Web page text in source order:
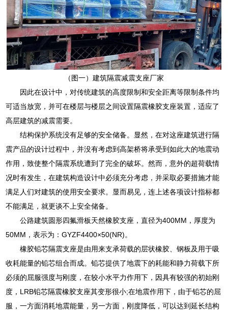
（图一）建筑隔震减震支座厂家
因此在设计中，对传统建筑的高度限制和安全距离等限制条件均
可适当放宽，并可在楼层与楼层之间设置隔震橡胶支座装置，适应了
高层建筑的减震需要。
结构保护系统没有足够的安全储备。显然，在对这座建筑进行隔
震产品的设计过程中，并没有考虑到高架桥将承受到如此大的地震动
作用，致使整个隔震系统遭到了完全的破坏。然而，意外的超荷载情
况时有发生，在建筑构造设计中必须充分考虑，并采取必要措施才能
满足人们对建筑的使用安全要求。显而易见，连上述各项设计指标都
不能满足，就更谈不上安全储备。
公路建筑圆形四氟滑板天然橡胶支座，直径为400MM，厚度为
50MM，表示为：GYZF4400×50(NR)。
橡胶铅芯隔震支座是由用来支承荷载的层状橡胶、钢板及用于吸
收耗能量的铅芯组合而成。铅芯提供了地震下的耗能和静力荷载下所
必须的屈服强度与刚度，在较小水平力作用下，因具有较强的初始刚
度，LRB铅芯隔震橡胶支座其变形很小;在地震作用下，由于铅芯的屈
服，一方面消耗地震能量，另一方面，刚度降低，可以达到延长结构